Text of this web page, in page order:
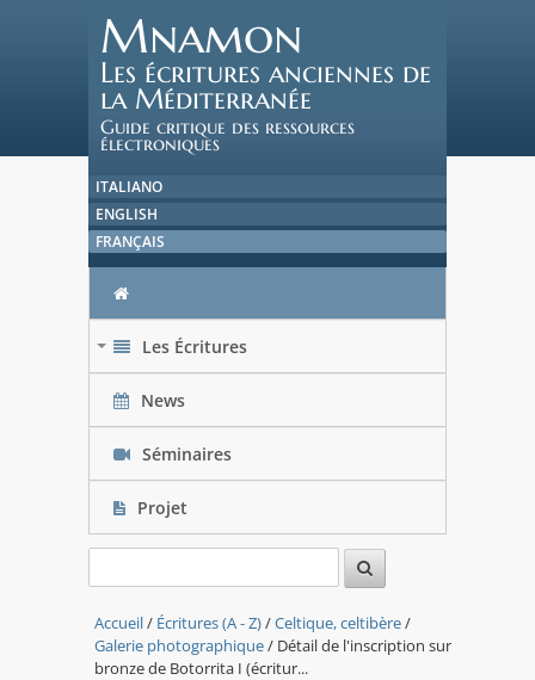
Mnamon
Les écritures anciennes de
la Méditerranée
Guide critique des ressources
électroniques
ITALIANO
ENGLISH
FRANÇAIS
Les Écritures
News
Séminaires
Projet
Accueil/ Écritures (A - Z)/Celtique, celtibère/
Galerie photographique/ Détail de l'inscription sur
bronze de Botorrita I (écritur...